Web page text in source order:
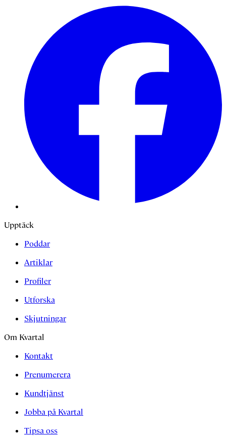
Upptäck
Poddar
Artiklar
Profiler
Utforska
Skjutningar
Om Kvartal
Kontakt
Prenumerera
Kundtjänst
Jobba på Kvartal
Tipsa oss